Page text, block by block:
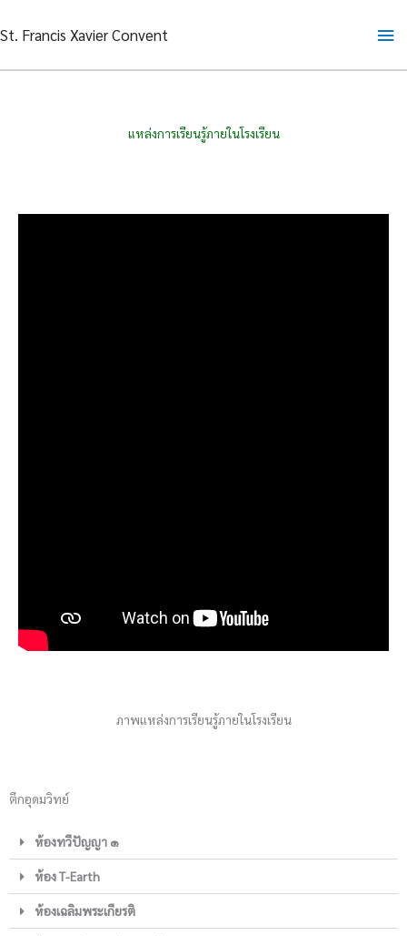
to
St. Francis Xavier Convent
แหล่งการเรียนรู้ภายในโรงเรียน
ภาพแหล่งการเรียนรู้ภายในโรงเรียน
ตึกอุดมวิทย์
ห้องทวีปัญญา ๑
ห้อง T-Earth
ห้องเฉลิมพระเกียรติ